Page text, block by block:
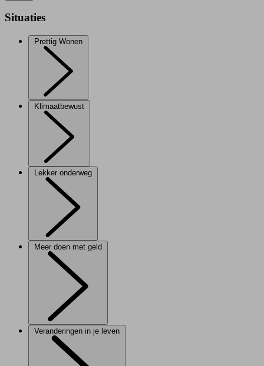
Situaties
Prettig Wonen
Klimaatbewust
Lekker onderweg
Meer doen met geld
Veranderingen in je leven